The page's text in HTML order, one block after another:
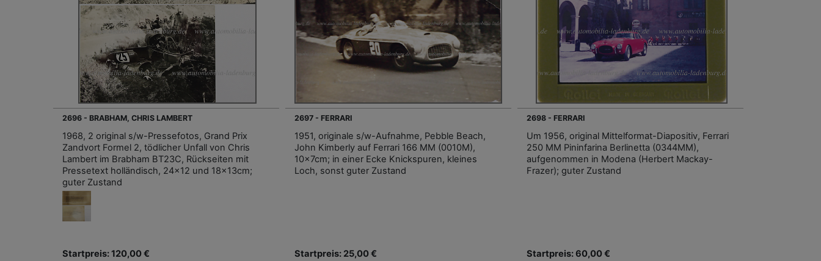
2696 - BRABHAM, CHRIS LAMBERT
1968, 2 original s/w-Pressefotos, Grand Prix
Zandvort Formel 2, tödlicher Unfall von Chris
Lambert im Brabham BT23C, Rückseiten mit
Pressetext holländisch, 24x12 und 18x13cm;
guter Zustand
Startpreis: 120,00 €
2697 - FERRARI
1951, originale s/w-Aufnahme, Pebble Beach,
John Kimberly auf Ferrari 166 MM (0010M),
10x7cm; in einer Ecke Knickspuren, kleines
Loch, sonst guter Zustand
Startpreis: 25,00 €
2698 - FERRARI
Um 1956, original Mittelformat-Diapositiv, Ferrari
250 MM Pininfarina Berlinetta (0344MM),
aufgenommen in Modena (Herbert Mackay-
Frazer); guter Zustand
Startpreis: 60,00 €